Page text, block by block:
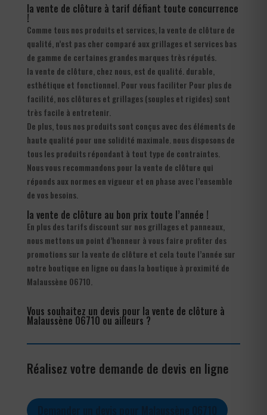
la vente de clôture à tarif défiant toute concurrence
!
Comme tous nos produits et services, la vente de clôture de
qualité, n’est pas cher comparé aux grillages et services bas
de gamme de certaines grandes marques très réputés.
la vente de clôture, chez nous, est de qualité. durable,
esthétique et fonctionnel. Pour vous faciliter Pour plus de
facilité, nos clôtures et grillages (souples et rigides) sont
très facile à entretenir.
De plus, tous nos produits sont conçus avec des éléments de
haute qualité pour une solidité maximale. nous disposons de
tous les produits répondant à tout type de contraintes.
Nous vous recommandons pour la vente de clôture qui
réponds aux normes en vigueur et en phase avec l’ensemble
de vos besoins.
la vente de clôture au bon prix toute l’année !
En plus des tarifs discount sur nos grillages et panneaux,
nous mettons un point d’honneur à vous faire profiter des
promotions sur la vente de clôture et cela toute l’année sur
notre boutique en ligne ou dans la boutique à proximité de
Malaussène 06710.
Vous souhaitez un devis pour la vente de clôture à
Malaussène 06710 ou ailleurs ?
Réalisez votre demande de devis en ligne